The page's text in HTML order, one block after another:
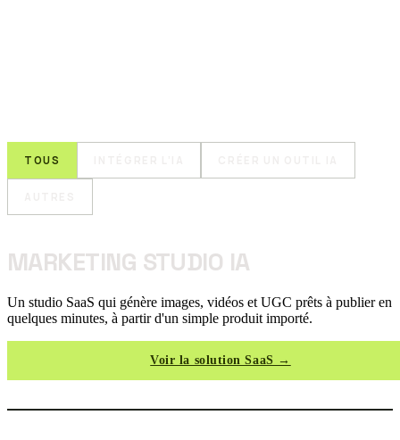
TOUS
MARKETING STUDIO IA
Un studio SaaS qui génère images, vidéos et UGC prêts à publier en
quelques minutes, à partir d'un simple produit importé.
Voir la solution SaaS →